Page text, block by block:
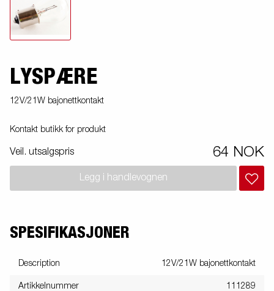
LYSPÆRE
12V/21W bajonettkontakt
Kontakt butikk for produkt
Veil. utsalgspris 64 NOK
Legg i handlevognen
SPESIFIKASJONER
Description 12V/21W bajonettkontakt
Artikkelnummer 111289